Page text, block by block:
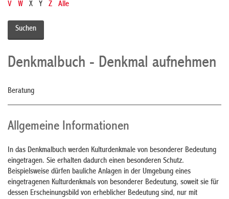
V
W X Y Z Alle
Denkmalbuch - Denkmal aufnehmen
Beratung
Allgemeine Informationen
In das Denkmalbuch werden Kulturdenkmale von besonderer Bedeutung
eingetragen. Sie erhalten dadurch einen besonderen Schutz.
Beispielsweise dürfen bauliche Anlagen in der Umgebung eines
eingetragenen Kulturdenkmals von besonderer Bedeutung, soweit sie für
dessen Erscheinungsbild von erheblicher Bedeutung sind, nur mit